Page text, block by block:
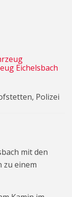
Eichelsbach
Polizei
mit den
zu einem